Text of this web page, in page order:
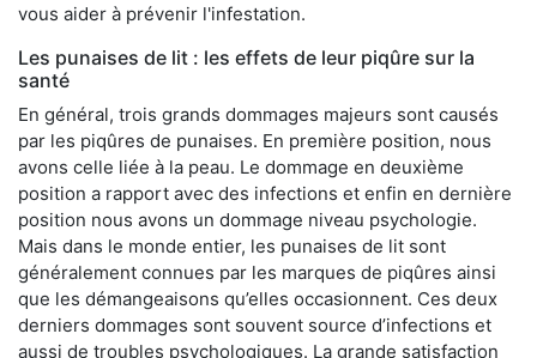
vous aider à prévenir l'infestation.
Les punaises de lit : les effets de leur piqûre sur la
santé
En général, trois grands dommages majeurs sont causés
par les piqûres de punaises. En première position, nous
avons celle liée à la peau. Le dommage en deuxième
position a rapport avec des infections et enfin en dernière
position nous avons un dommage niveau psychologie.
Mais dans le monde entier, les punaises de lit sont
généralement connues par les marques de piqûres ainsi
que les démangeaisons qu’elles occasionnent. Ces deux
derniers dommages sont souvent source d’infections et
aussi de troubles psychologiques. La grande satisfaction